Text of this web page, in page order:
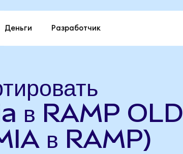
Деньги Разработчик
в RAMP OLD
в RAMP)